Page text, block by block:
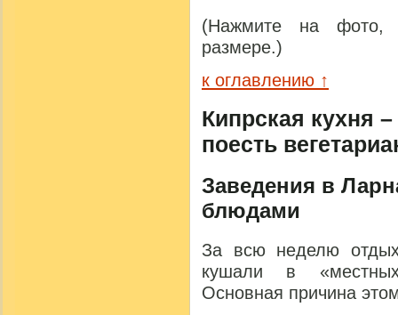
(Нажмите на фото,
размере.)
к оглавлению ↑
Кипрская кухня
поесть
Заведения в
блюдами
За всю неделю
кушали в
Основная причина